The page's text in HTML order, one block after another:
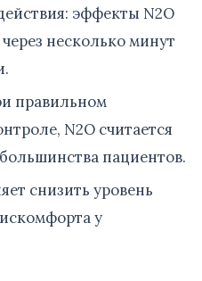
эффекты N2O
несколько минут
правильном
N2O считается
пациентов.
снизить уровень
у